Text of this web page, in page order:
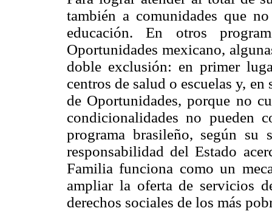
también a comunidades que
educación. En otros
Oportunidades mexicano,
doble exclusión: en primer
centros de salud o escuelas y,
de Oportunidades, porque no
condicionalidades no pueden
programa brasileño, según su
responsabilidad del Estado
Familia funciona como un
ampliar la oferta de servicios
derechos sociales de los más